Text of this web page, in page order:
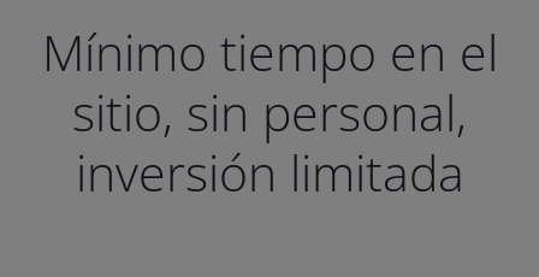
Mínimo tiempo en el
sitio, sin personal,
inversión limitada